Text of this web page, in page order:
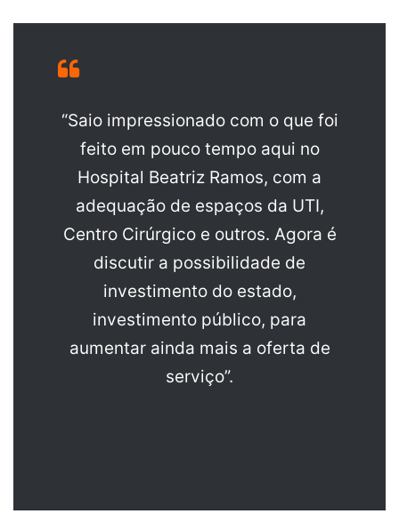
“Saio impressionado com o que foi
feito em pouco tempo aqui no
Hospital Beatriz Ramos, com a
adequação de espaços da UTI,
Centro Cirúrgico e outros. Agora é
discutir a possibilidade de
investimento do estado,
investimento público, para
aumentar ainda mais a oferta de
serviço”.